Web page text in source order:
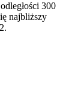
300
najbliższy